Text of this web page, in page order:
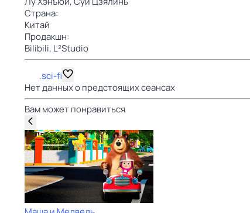
Страна:
Китай
Продакшн:
Bilibili, L²Studio
.sci-fi
Нет данных о предстоящих сеансах
Вам может понравиться